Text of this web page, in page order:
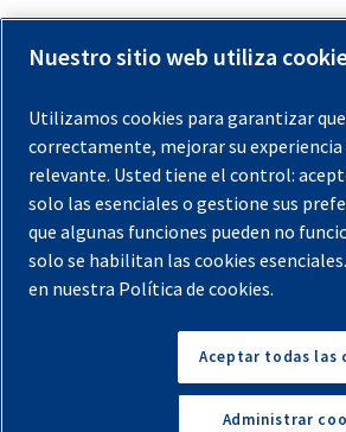
Nuestro sitio web utiliza
Utilizamos cookies para garantizar
correctamente, mejorar su
relevante. Usted tiene el control:
solo las esenciales o gestione sus
que algunas funciones pueden no
solo se habilitan las cookies esenciales.
en nuestra Política de cookies.
Aceptar todas las
Administrar